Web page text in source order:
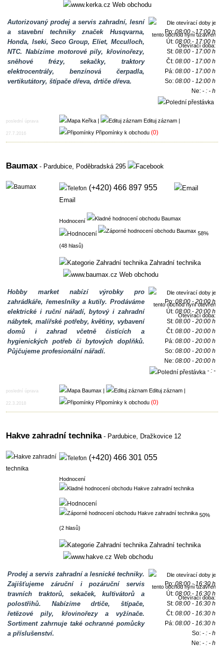
Web obchodu
Autorizovaný prodej a servis zahradní, lesní
a stavební techniky značek Husqvarna,
Honda, Iseki, Seco Group, Eliet, Mcculloch,
NTC. Nabízíme motorové pily, křovinořezy,
sněhové frézy, sekačky, traktory
elektrocentrály, benzínová čerpadla,
vertikutátory, štípače dřeva, drtiče dřeva.
Otevírací doba:
Po:08:00 - 17:00 h
Út:08:00 - 17:00 h
St:08:00 - 17:00 h
Čt:08:00 - 17:00 h
Pá:08:00 - 17:00 h
So:08:00 - 12:00 h
Ne:- : - h
poslední úprava
27.7.2016
| Edituj záznam|
Připomínky k obchodu (0)
Baumax - Pardubice, Poděbradská 295
(+420) 466 897 955
Email
Hodnocení
58%
(48 hlasů)
Zahradní technika
Web obchodu
Hobby market nabízí výrobky pro
zahrádkáře, řemeslníky a kutily. Prodáváme
elektrické i ruční nářadí, bytový i zahradní
nábytek, malířské potřeby, květiny, vybavení
domů i zahrad včetně čistících a
hygienických potřeb či bytových doplňků.
Půjčujeme profesionální nářadí.
Otevírací doba:
Po:08:00 - 20:00 h
Út:08:00 - 20:00 h
St:08:00 - 20:00 h
Čt:08:00 - 20:00 h
Pá:08:00 - 20:00 h
So:08:00 - 20:00 h
Ne:08:00 - 20:00 h
- : -
poslední úprava
22.3.2018
| Edituj záznam|
Připomínky k obchodu (0)
Hakve zahradní technika- Pardubice, Dražkovice 12
(+420) 466 301 055
Hodnocení
50%
(2 hlasů)
Zahradní technika
Web obchodu
Prodej a servis zahradní a lesnické techniky.
Zajišťujeme záruční i pozáruční servis
travních traktorů, sekaček, kultivátorů a
polostřihů. Nabízíme drtiče, štípače,
řetězové pily, křovinořezy a vyžínače.
Sortiment zahrnuje také ochranné pomůcky
a příslušenství.
Otevírací doba:
Po:08:00 - 16:30 h
Út:08:00 - 16:30 h
St:08:00 - 16:30 h
Čt:08:00 - 16:30 h
Pá:08:00 - 16:30 h
So:- : - h
Ne:- : - h